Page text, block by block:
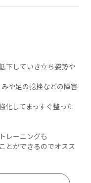
下していき立ち姿勢や
や足の捻挫などの障害
化してまっすぐ整った
レーニングも
とができるのでオスス